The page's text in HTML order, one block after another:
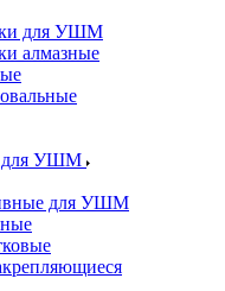
для УШМ
алмазные
для УШМ
для УШМ